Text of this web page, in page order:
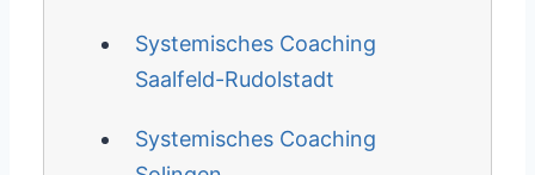
Systemisches Coaching
Saalfeld-Rudolstadt
Systemisches Coaching